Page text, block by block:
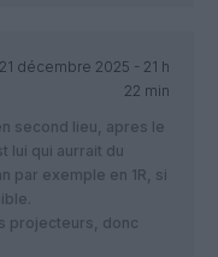
21 décembre 2025 - 21 h
22 min
second lieu, apres le
lui qui aurrait du
par exemple en 1R, si
projecteurs, donc